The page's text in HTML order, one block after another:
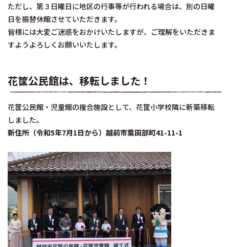
ただし、第３日曜日に地区の行事等が行われる場合は、別の日曜
日を振替休館させていただきます。
皆様には大変ご迷惑をおかけいたしますが、ご理解をいただきま
すようよろしくお願いいたします。
花筐公民館は、移転しました！
花筐公民館・児童館の複合施設として、花筐小学校隣に新築移転
しました。
新住所（令和5年7月1日から）越前市粟田部町41-11-1